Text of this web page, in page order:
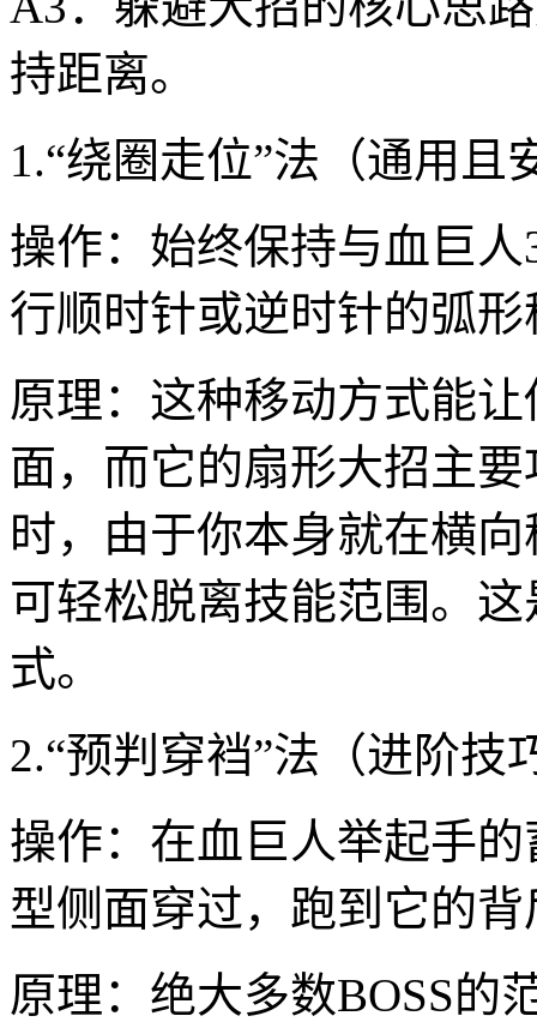
持距离。
1.“绕圈走位”法（通用且
操作：始终保持与血巨
行顺时针或逆时针的弧形
原理：这种移动方式能
面，而它的扇形大招主
时，由于你本身就在横
可轻松脱离技能范围。
式。
2.“预判穿裆”法（进阶技
操作：在血巨人举起手
型侧面穿过，跑到它的背
原理：绝大多数BOSS的